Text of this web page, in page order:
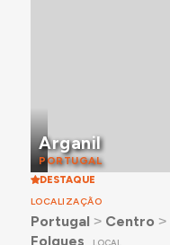
Arganil
PORTUGAL
DESTAQUE
LOCALIZAÇÃO
Portugal ˃ Centro ˃
Folques
LOCAL